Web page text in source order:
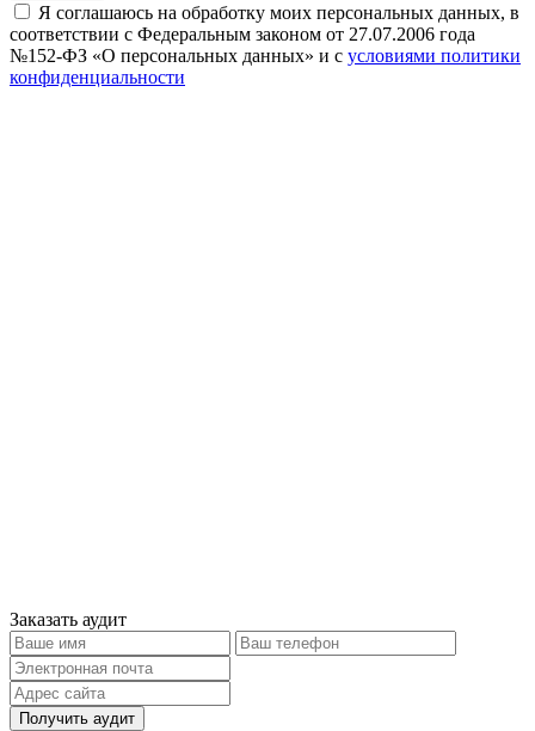
Я соглашаюсь на обработку моих персональных данных, в
соответствии с Федеральным законом от 27.07.2006 года
№152-ФЗ «О персональных данных» и с условиями политики
конфиденциальности
Заказать аудит
Получить аудит